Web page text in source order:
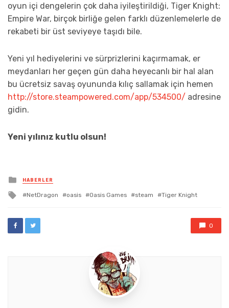
oyun içi dengelerin çok daha iyileştirildiği, Tiger Knight:
Empire War, birçok birliğe gelen farklı düzenlemelerle de
rekabeti bir üst seviyeye taşıdı bile.
Yeni yıl hediyelerini ve sürprizlerini kaçırmamak, er
meydanları her geçen gün daha heyecanlı bir hal alan
bu ücretsiz savaş oyununda kılıç sallamak için hemen
http://store.steampowered.com/app/534500/ adresine
gidin.
Yeni yılınız kutlu olsun!
Posted
in
HABERLER
Tagged
NetDragon oasis Oasis Games steam Tiger Knight
0